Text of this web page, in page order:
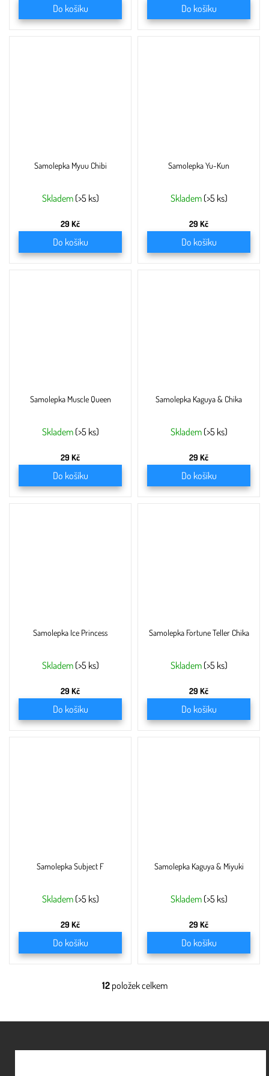
Do košíku Do košíku
Samolepka Myuu Chibi
Skladem (>5 ks)
29 Kč
Do košíku
Samolepka Yu-Kun
Skladem (>5 ks)
29 Kč
Do košíku
Samolepka Muscle Queen
Skladem (>5 ks)
29 Kč
Do košíku
Samolepka Kaguya & Chika
Skladem (>5 ks)
29 Kč
Do košíku
Samolepka Ice Princess
Skladem (>5 ks)
29 Kč
Do košíku
Samolepka Fortune Teller Chika
Skladem (>5 ks)
29 Kč
Do košíku
Samolepka Subject F
Skladem (>5 ks)
29 Kč
Do košíku
Samolepka Kaguya & Miyuki
Skladem (>5 ks)
29 Kč
Do košíku
O
á
a
12položek celkem